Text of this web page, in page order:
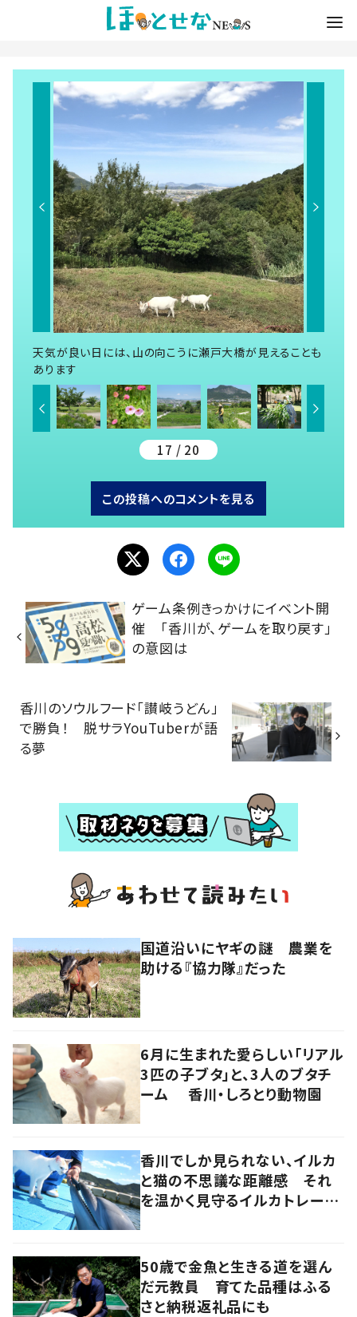
天気が良い日には、山の向こうに瀬戸大橋が見えることも
あります
17 / 20
この投稿へのコメントを見る
ゲーム条例きっかけにイベント開
催 「香川が、ゲームを取り戻す」
の意図は
香川のソウルフード「讃岐うどん」
で勝負！ 脱サラYouTuberが語
る夢
国道沿いにヤギの謎 農業を
助ける『協力隊』だった
6月に生まれた愛らしい「リアル
3匹の子ブタ」と、3人のブタチ
ーム 香川・しろとり動物園
香川でしか見られない、イルカ
と猫の不思議な距離感 それ
を温かく見守るイルカトレーナ
50歳で金魚と生きる道を選ん
だ元教員 育てた品種はふる
さと納税返礼品にも